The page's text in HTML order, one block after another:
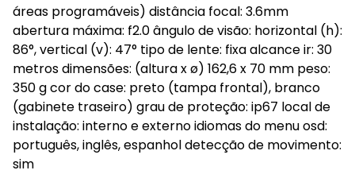
áreas programáveis) distância focal: 3.6mm
abertura máxima: f2.0 ângulo de visão: horizontal (h):
86°, vertical (v): 47° tipo de lente: fixa alcance ir: 30
metros dimensões: (altura x ø) 162,6 x 70 mm peso:
350 g cor do case: preto (tampa frontal), branco
(gabinete traseiro) grau de proteção: ip67 local de
instalação: interno e externo idiomas do menu osd:
português, inglês, espanhol detecção de movimento:
sim